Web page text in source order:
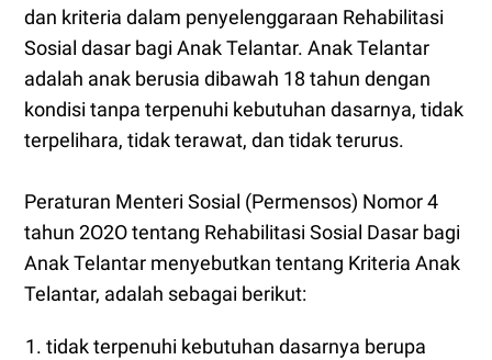
dan kriteria dalam penyelenggaraan Rehabilitasi
Sosial dasar bagi Anak Telantar. Anak Telantar
adalah anak berusia dibawah 18 tahun dengan
kondisi tanpa terpenuhi kebutuhan dasarnya, tidak
terpelihara, tidak terawat, dan tidak terurus.
Peraturan Menteri Sosial (Permensos) Nomor 4
tahun 2O2O tentang Rehabilitasi Sosial Dasar bagi
Anak Telantar menyebutkan tentang Kriteria Anak
Telantar, adalah sebagai berikut:
tidak terpenuhi kebutuhan dasarnya berupa